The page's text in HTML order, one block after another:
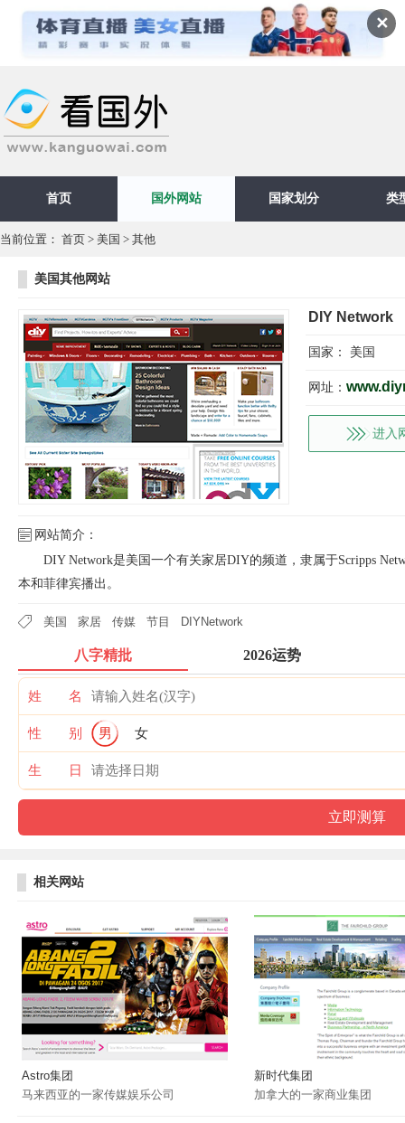
✕
首页 国外网站 国家划分 类
当前位置： 首页 > 美国 > 其他
美国其他网站
DIY Network
国家： 美国
网址：
进入
网站简介：
DIY Network是美国一个有关家居DIY的频道，隶属于Scripps
本和菲律宾播出。
美国 家居 传媒 节目 DIYNetwork
八字精批 2026运势
姓 名
性 别 男 女
生 日
相关网站
Astro集团
马来西亚的一家传媒娱乐公司
新时代集团
加拿大的一家商业集团